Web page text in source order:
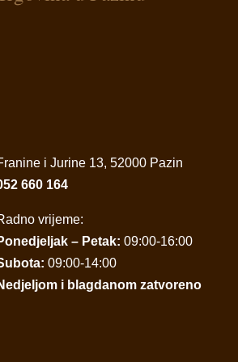
i Jurine 13, 52000 Pazin
660 164
vrijeme:
– Petak: 09:00-16:00
09:00-14:00
i blagdanom zatvoreno